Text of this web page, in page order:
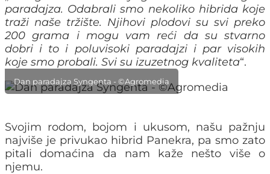
paradajza. Odabrali smo nekoliko hibrida koje
traži naše tržište. Njihovi plodovi su svi preko
200 grama i mogu vam reći da su stvarno
dobri i to i poluvisoki paradajzi i par visokih
koje smo probali. Svi su izuzetnog kvaliteta“.
Dan paradajza Syngenta - ©Agromedia
Svojim rodom, bojom i ukusom, našu pažnju
najviše je privukao hibrid Panekra, pa smo zato
pitali domaćina da nam kaže nešto više o
njemu.